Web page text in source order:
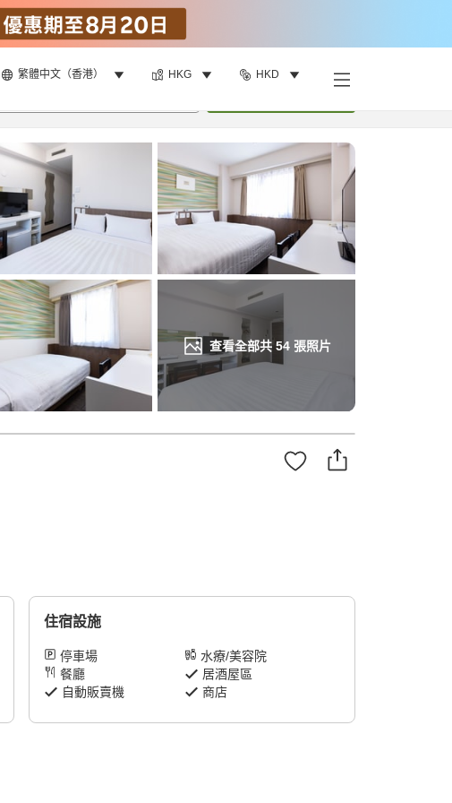
繁體中文（香港） HKG HKD
查看全部共 54張照片
住宿設施
停車場
水療/美容院
餐廳
居酒屋區
自動販賣機
商店